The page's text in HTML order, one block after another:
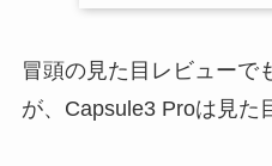
冒頭の見た目レビューで
が、Capsule3 Proは見た